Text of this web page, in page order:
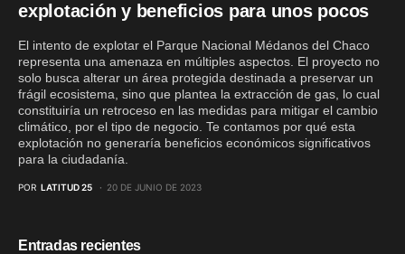
explotación y beneficios para unos pocos
El intento de explotar el Parque Nacional Médanos del Chaco
representa una amenaza en múltiples aspectos. El proyecto no
solo busca alterar un área protegida destinada a preservar un
frágil ecosistema, sino que plantea la extracción de gas, lo cual
constituiría un retroceso en las medidas para mitigar el cambio
climático, por el tipo de negocio. Te contamos por qué esta
explotación no generaría beneficios económicos significativos
para la ciudadanía.
POR LATITUD 25 20 DE JUNIO DE 2023
Entradas recientes